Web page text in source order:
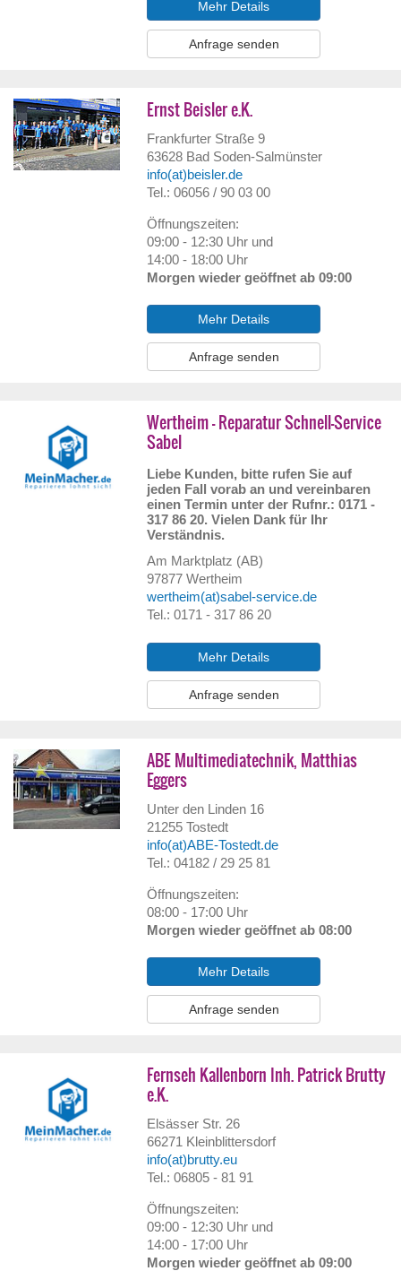
Mehr Details
Anfrage senden
Ernst Beisler e.K.
Frankfurter Straße 9
63628 Bad Soden-Salmünster
info(at)beisler.de
Tel.: 06056 / 90 03 00
Öffnungszeiten:
09:00 - 12:30 Uhr und
14:00 - 18:00 Uhr
Morgen wieder geöffnet ab 09:00
Mehr Details
Anfrage senden
Wertheim - Reparatur Schnell-Service
Sabel
Liebe Kunden, bitte rufen Sie auf
jeden Fall vorab an und vereinbaren
einen Termin unter der Rufnr.: 0171 -
317 86 20. Vielen Dank für Ihr
Verständnis.
Am Marktplatz (AB)
97877 Wertheim
wertheim(at)sabel-service.de
Tel.: 0171 - 317 86 20
Mehr Details
Anfrage senden
ABE Multimediatechnik, Matthias
Eggers
Unter den Linden 16
21255 Tostedt
info(at)ABE-Tostedt.de
Tel.: 04182 / 29 25 81
Öffnungszeiten:
08:00 - 17:00 Uhr
Morgen wieder geöffnet ab 08:00
Mehr Details
Anfrage senden
Fernseh Kallenborn Inh. Patrick Brutty
e.K.
Elsässer Str. 26
66271 Kleinblittersdorf
info(at)brutty.eu
Tel.: 06805 - 81 91
Öffnungszeiten:
09:00 - 12:30 Uhr und
14:00 - 17:00 Uhr
Morgen wieder geöffnet ab 09:00